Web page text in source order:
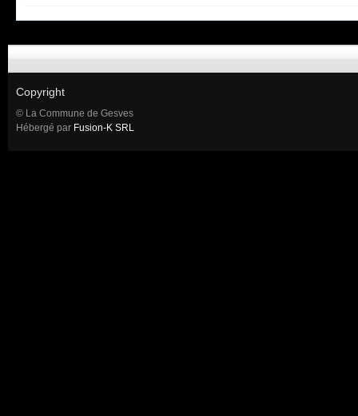
Copyright
© La Commune de Gesves
Hébergé par Fusion-K SRL